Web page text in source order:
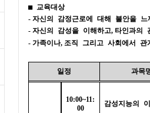
■ 교육대상
- 자신의 감정근로에 대해 불안을 느
- 자신의 감성을 이해하고, 타인과의
- 가족이나, 조직 그리고 사회에서 관
일정 과목
10:00~11:
00
감성지능의